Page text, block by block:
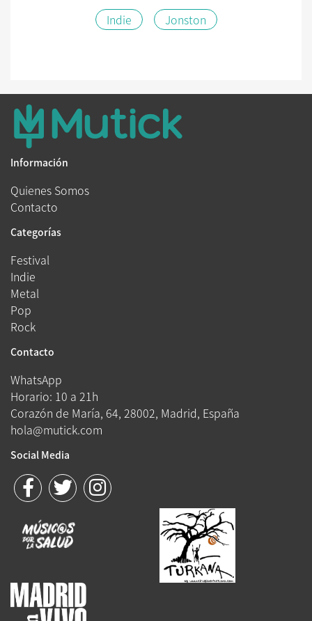
Indie Jonston
Información
Quienes Somos
Contacto
Categorías
Festival
Indie
Metal
Pop
Rock
Contacto
WhatsApp
Horario: 10 a 21h
Corazón de María, 64, 28002, Madrid, España
hola@mutick.com
Social Media